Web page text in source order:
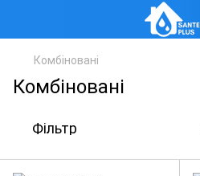
Комбіновані
Комбіновані
Фільтр